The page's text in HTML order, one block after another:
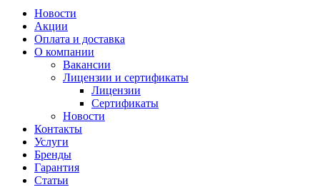
Новости
Акции
Оплата и доставка
О компании
Вакансии
Лицензии и сертификаты
Лицензии
Сертификаты
Новости
Контакты
Услуги
Бренды
Гарантия
Статьи